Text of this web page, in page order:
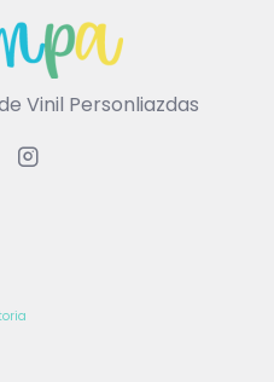
Vinil Personliazdas